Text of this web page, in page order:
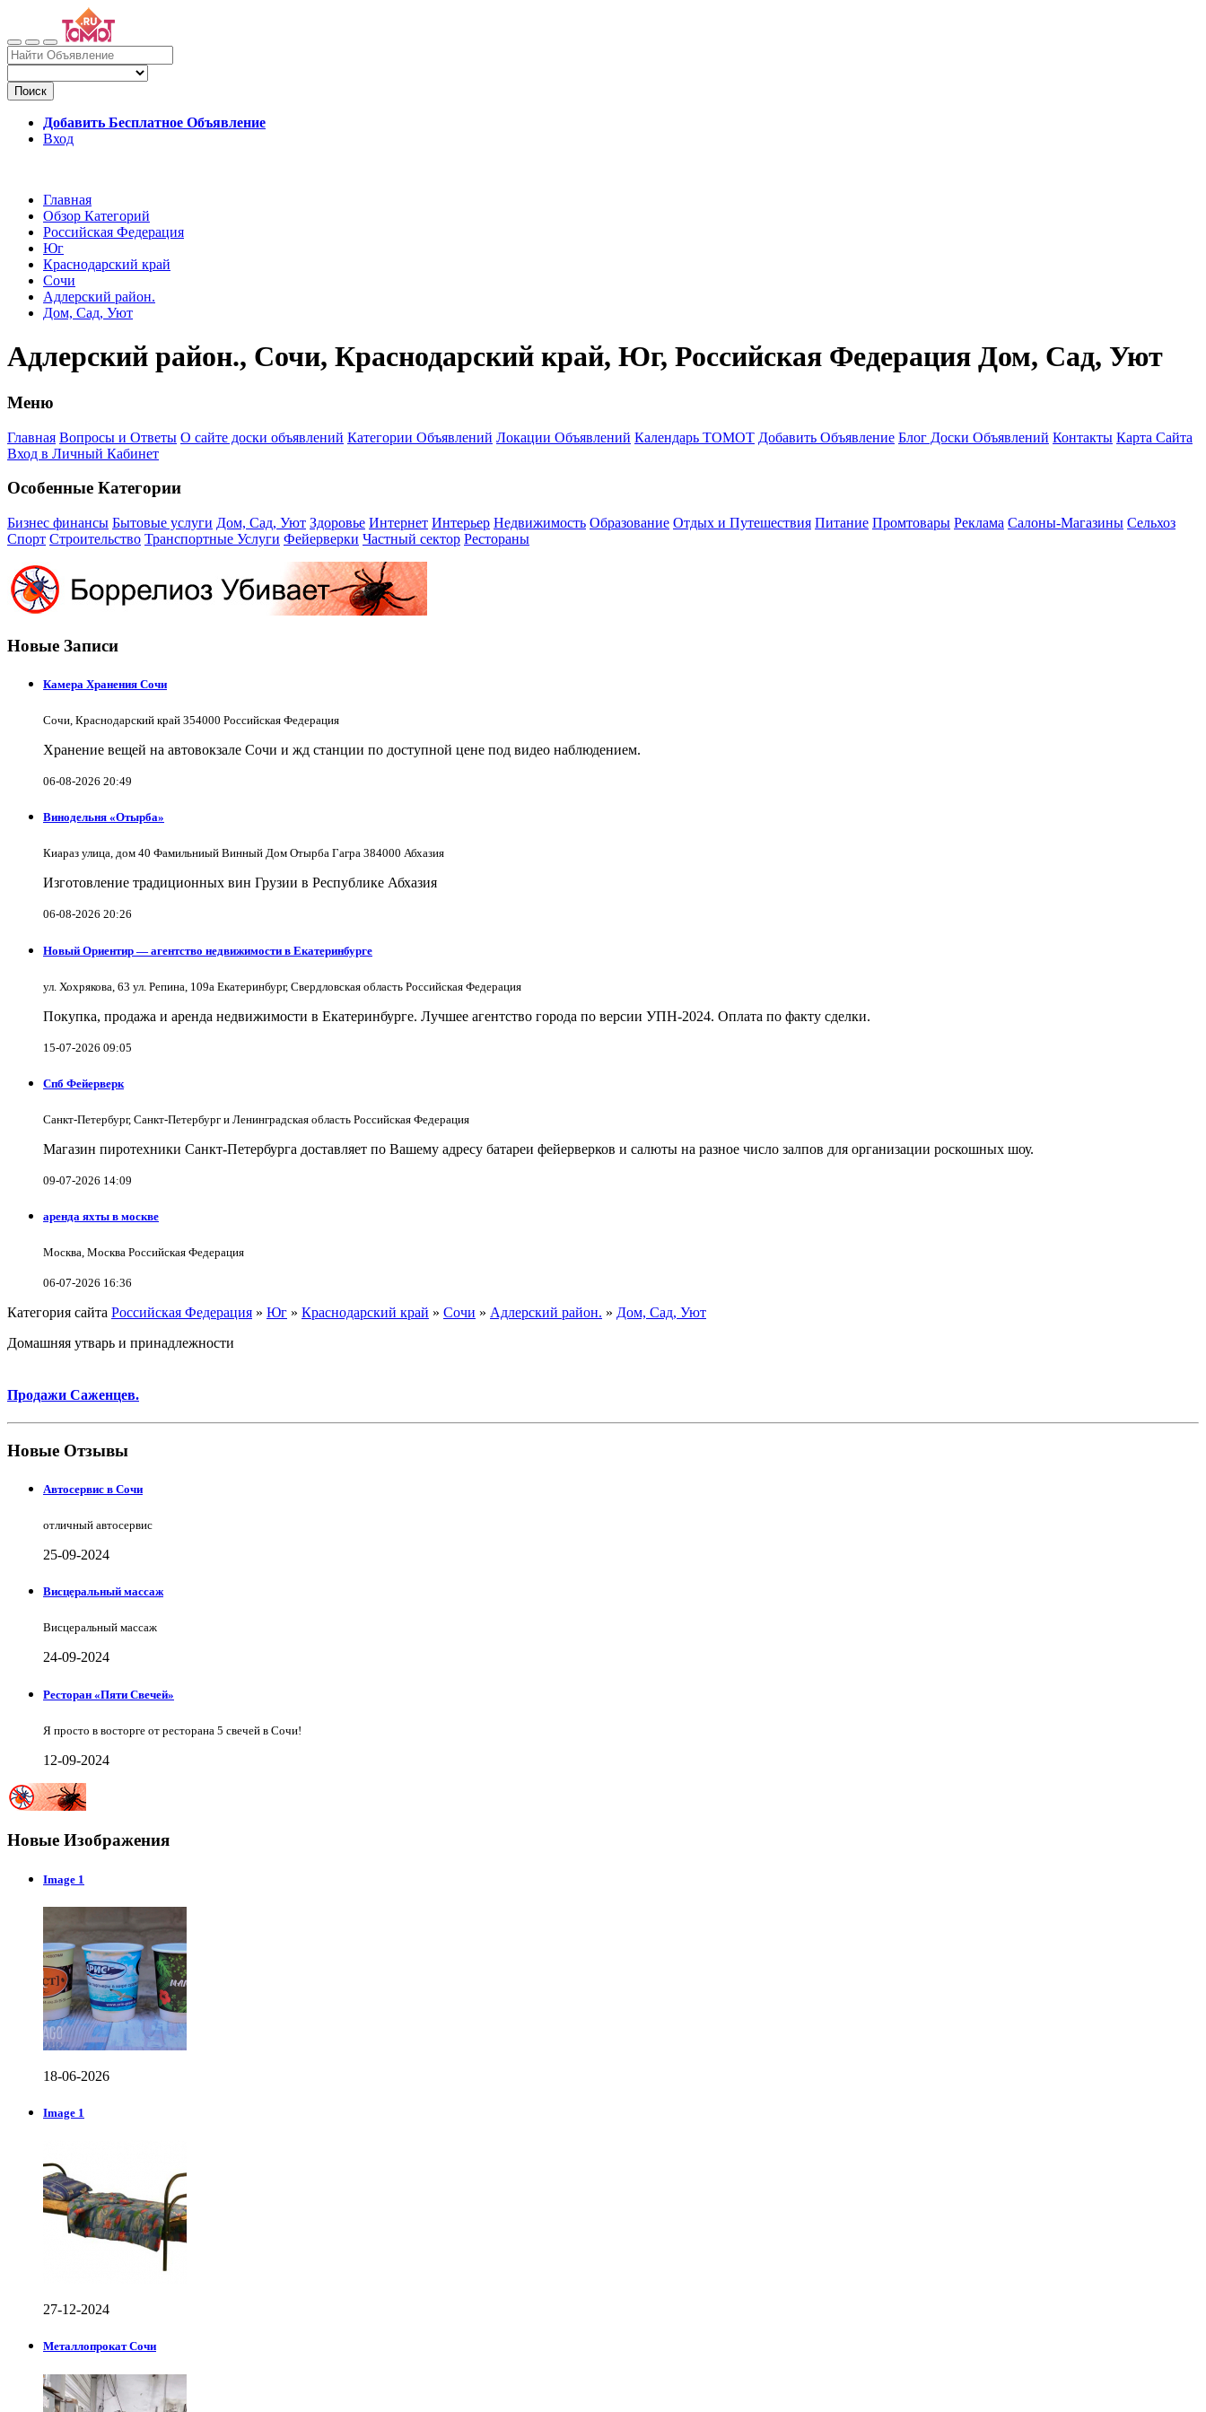
Поиск
Добавить Бесплатное Объявление
Вход
Главная
Обзор Категорий
Российская Федерация
Юг
Краснодарский край
Сочи
Адлерский район.
Дом, Сад, Уют
Адлерский район., Сочи, Краснодарский край, Юг, Российская Федерация Дом, Сад, Уют
Меню
Главная Вопросы и Ответы О сайте доски объявлений Категории Объявлений Локации Объявлений Календарь ТОМОТ Добавить Объявление Блог Доски Объявлений Контакты Карта Сайта
Вход в Личный Кабинет
Особенные Категории
Бизнес финансы Бытовые услуги Дом, Сад, Уют Здоровье Интернет Интерьер Недвижимость Образование Отдых и Путешествия Питание Промтовары Реклама Салоны-Магазины Сельхоз
Спорт Строительство Транспортные Услуги Фейерверки Частный сектор Рестораны
Новые Записи
Камера Хранения Сочи
Сочи, Краснодарский край 354000 Российская Федерация
Хранение вещей на автовокзале Сочи и жд станции по доступной цене под видео наблюдением.
06-08-2026 20:49
Винодельня «Отырба»
Киараз улица, дом 40 Фамильниый Винный Дом Отырба Гагра 384000 Абхазия
Изготовление традиционных вин Грузии в Республике Абхазия
06-08-2026 20:26
Новый Ориентир — агентство недвижимости в Екатеринбурге
ул. Хохрякова, 63 ул. Репина, 109a Екатеринбург, Свердловская область Российская Федерация
Покупка, продажа и аренда недвижимости в Екатеринбурге. Лучшее агентство города по версии УПН-2024. Оплата по факту сделки.
15-07-2026 09:05
Спб Фейерверк
Санкт-Петербург, Санкт-Петербург и Ленинградская область Российская Федерация
Магазин пиротехники Санкт-Петербурга доставляет по Вашему адресу батареи фейерверков и салюты на разное число залпов для организации роскошных шоу.
09-07-2026 14:09
аренда яхты в москве
Москва, Москва Российская Федерация
06-07-2026 16:36
Категория сайта Российская Федерация » Юг » Краснодарский край » Сочи » Адлерский район. » Дом, Сад, Уют
Домашняя утварь и принадлежности
Продажи Саженцев.
Новые Отзывы
Автосервис в Сочи
отличный автосервис
25-09-2024
Висцеральный массаж
Висцеральный массаж
24-09-2024
Ресторан «Пяти Свечей»
Я просто в восторге от ресторана 5 свечей в Сочи!
12-09-2024
Новые Изображения
Image 1
18-06-2026
Image 1
27-12-2024
Металлопрокат Сочи